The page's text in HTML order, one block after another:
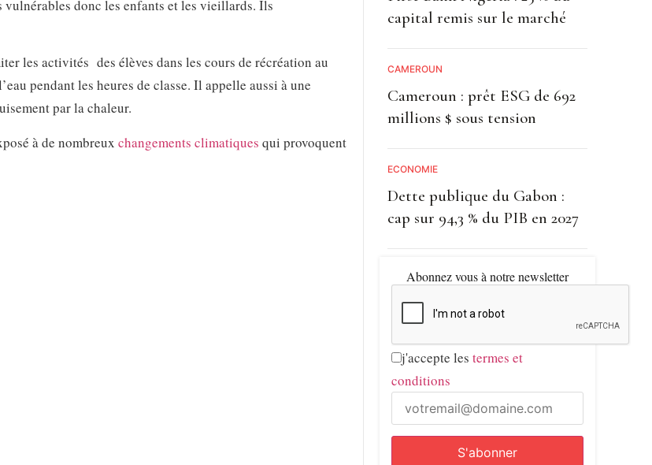
donc les enfants et les vieillards. Ils
les activités des élèves dans les cours de récréation au
pendant les heures de classe. Il appelle aussi à une
par la chaleur.
à de nombreux changements climatiques qui provoquent
capital remis sur le marché
CAMEROUN
Cameroun : prêt ESG de 692
millions $ sous tension
ECONOMIE
Dette publique du Gabon :
cap sur 94,3 % du PIB en 2027
Abonnez vous à notre newsletter
j'accepte les termes et
conditions